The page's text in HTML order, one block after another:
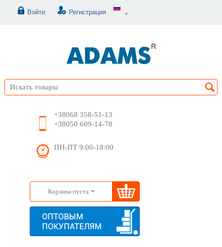
Войти Регистрация
+38068 358-51-13
+38050 609-14-78
ПН-ПТ 9:00-18:00
Корзина пуста